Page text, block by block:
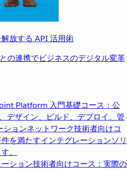
放する API 活用術
の連携でビジネスのデジタル変革
Platform 入門基礎コース：公
デザイン、ビルド、デプロイ、管
ションネットワーク技術者向けコ
を満たすインテグレーションソリ
。
ション技術者向けコース：実際の